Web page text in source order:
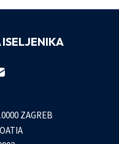
ZAGREB